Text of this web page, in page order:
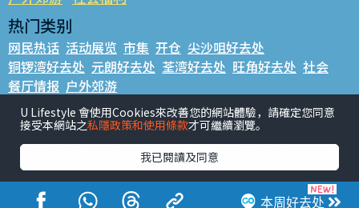
本周好去处
热门类别
网民热话 活动展览 市集 开仓 尖沙咀好去处
铜锣湾好去处 元朗好去处 荃湾好去处 旺角好去处 社会
餐厅情报 户外郊游
热门标签
#UGO揾好去处 #人气活动推介 #美食社群热话
#ULifestyle应用程式
#UJetso礼物放送 #ULifestyle商户中心 #著数 #网络热话
U Lifestyle 會使用Cookies來改善您的網站體驗，請確定您同意
接受本網站之私隱政策和使用條款才可繼續瀏覽。
我已閱讀及同意